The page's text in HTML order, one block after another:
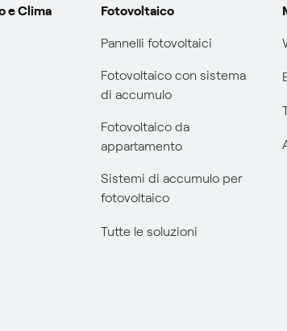
e Clima Fotovoltaico
Pannelli fotovoltaici
Fotovoltaico con sistema
di accumulo
Fotovoltaico da
appartamento
Sistemi di accumulo per
fotovoltaico
Tutte le soluzioni